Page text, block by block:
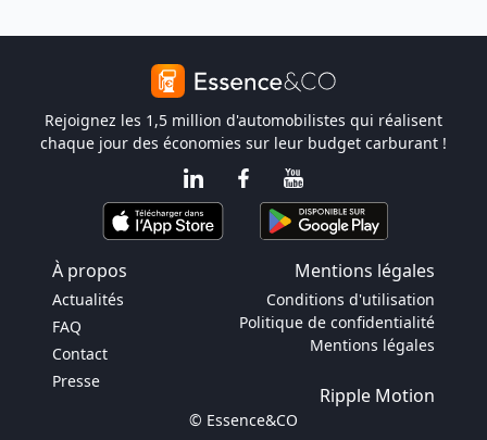
Rejoignez les 1,5 million d'automobilistes qui réalisent
chaque jour des économies sur leur budget carburant !
À propos Mentions légales
Actualités
FAQ
Contact
Presse
Conditions d'utilisation
Politique de confidentialité
Mentions légales
Ripple Motion
© Essence&CO